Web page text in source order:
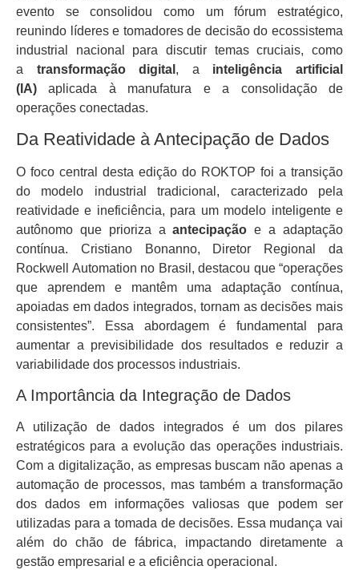
evento se consolidou como um fórum estratégico,
reunindo líderes e tomadores de decisão do ecossistema
industrial nacional para discutir temas cruciais, como
a transformação digital , a inteligência artificial
(IA) aplicada à manufatura e a consolidação de
operações conectadas.
Da Reatividade à Antecipação de Dados
O foco central desta edição do ROKTOP foi a transição
do modelo industrial tradicional, caracterizado pela
reatividade e ineficiência, para um modelo inteligente e
autônomo que prioriza aantecipação e a adaptação
contínua. Cristiano Bonanno, Diretor Regional da
Rockwell Automation no Brasil, destacou que “operações
que aprendem e mantêm uma adaptação contínua,
apoiadas em dados integrados, tornam as decisões mais
consistentes”. Essa abordagem é fundamental para
aumentar a previsibilidade dos resultados e reduzir a
variabilidade dos processos industriais.
A Importância da Integração de Dados
A utilização de dados integrados é um dos pilares
estratégicos para a evolução das operações industriais.
Com a digitalização, as empresas buscam não apenas a
automação de processos, mas também a transformação
dos dados em informações valiosas que podem ser
utilizadas para a tomada de decisões. Essa mudança vai
além do chão de fábrica, impactando diretamente a
gestão empresarial e a eficiência operacional.